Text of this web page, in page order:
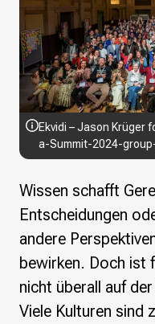
Wikimedia Deutschland
Projekte
Featured
Wikipedia
Wikidata
Wikimedia Commons
Bündnis Freie Bildung
Bündnis F5
Das ABC des Freien Wissens
Das WikiLibrary Manifest
GLAM – Kultur- und
Lizenzhinweisgenerator
Monsters of Law
Ekvidi – Jason Krüger
a-Summit-2024-
Wissen schafft
Entscheidungen
andere
bewirken. Doch ist
nicht überall auf
Viele Kulturen sind